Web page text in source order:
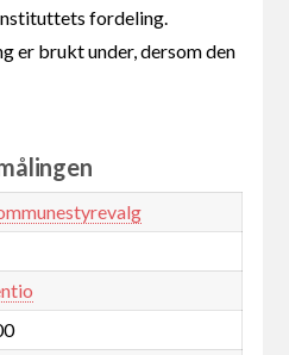
fordeling.
er brukt under, dersom den